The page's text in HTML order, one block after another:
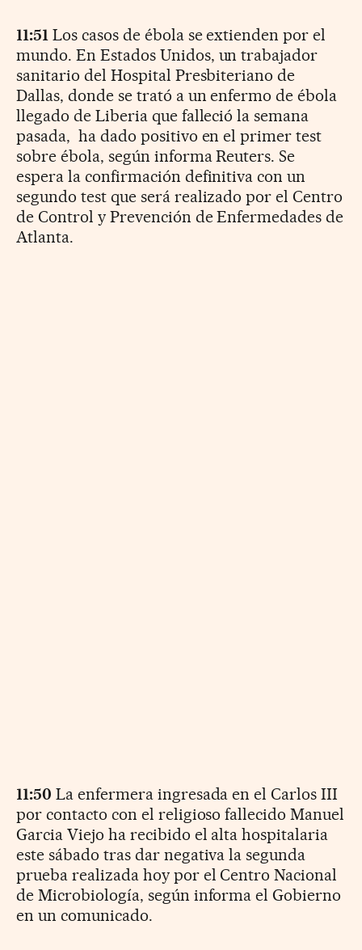
11:51Los casos de ébola se extienden por el
mundo. En Estados Unidos, un trabajador
sanitario del Hospital Presbiteriano de
Dallas, donde se trató a un enfermo de ébola
llegado de Liberia que falleció la semana
pasada, ha dado positivo en el primer test
sobre ébola, según informa Reuters. Se
espera la confirmación definitiva con un
segundo test que será realizado por el Centro
de Control y Prevención de Enfermedades de
Atlanta.
11:50 La enfermera ingresada en el Carlos III
por contacto con el religioso fallecido Manuel
Garcia Viejo ha recibido el alta hospitalaria
este sábado tras dar negativa la segunda
prueba realizada hoy por el Centro Nacional
de Microbiología, según informa el Gobierno
en un comunicado.